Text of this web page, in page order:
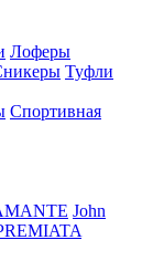
Лоферы
Туфли
Спортивная
John